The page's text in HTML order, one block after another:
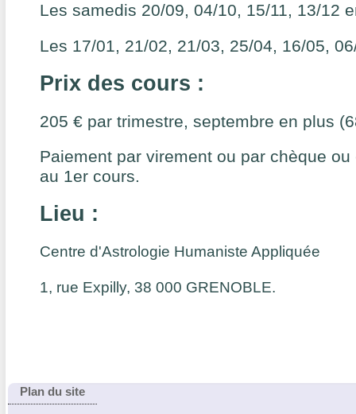
Les samedis 20/09, 04/10, 15/11, 13/12
Les 17/01, 21/02, 21/03, 25/04, 16/05,
Prix des cours :
205 € par trimestre, septembre en plus
Paiement par virement ou par chèque
au 1er cours.
Lieu :
Centre d'Astrologie Humaniste Appliquée
1, rue Expilly, 38 000 GRENOBLE.
Plan du site